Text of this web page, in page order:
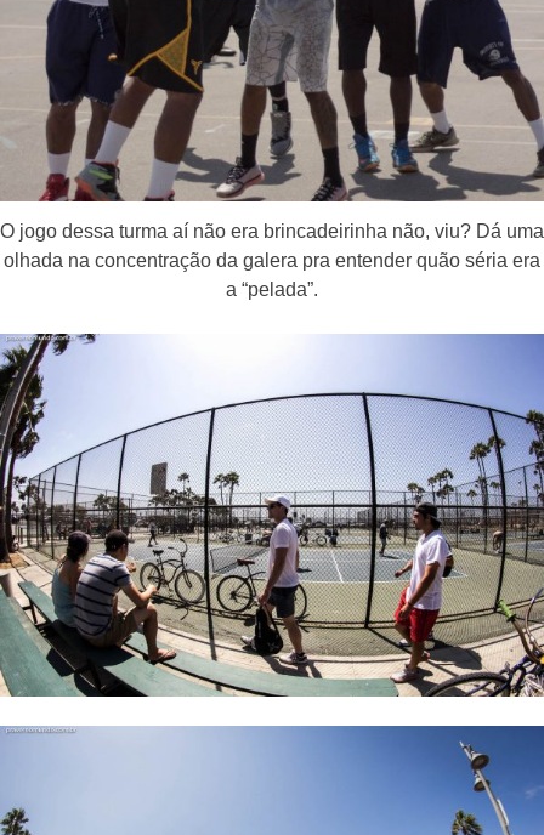
O jogo dessa turma aí não era brincadeirinha não, viu? Dá uma
olhada na concentração da galera pra entender quão séria era
a “pelada”.